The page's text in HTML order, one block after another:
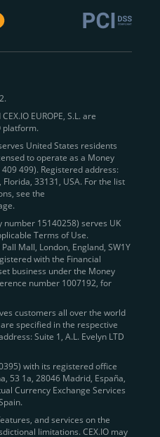
EUROPE, S.L. are
platform.
United States residents
to operate as a Money
499). Registered address:
33131, USA. For the list
see the
number 15140258) serves UK
Terms of Use.
Mall, London, England, SW1Y
with the Financial
business under the Money
number 1007192, for
customers all over the world
specified in the respective
Suite 1, A.L. Evelyn LTD
with its registered office
53 1a, 28046 Madrid, España,
Currency Exchange Services
and services on the
limitations. CEX.IO may